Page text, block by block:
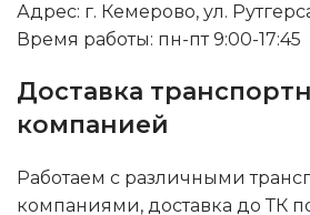
Адрес: г. Кемерово, ул.
Время работы: пн-пт 9:00-17:45
Доставка
компанией
Работаем с различными
компаниями, доставка до ТК